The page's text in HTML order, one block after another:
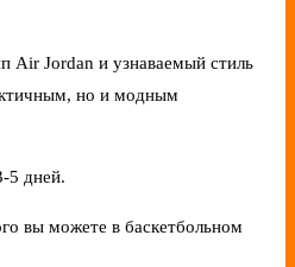
Air Jordan и узнаваемый стиль
но и модным
5 дней.
вы можете в баскетбольном